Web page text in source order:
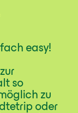
easy!
so
zu
oder